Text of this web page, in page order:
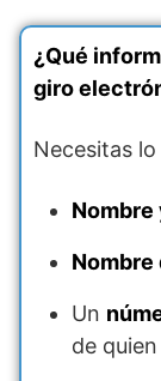
¿Qué
giro
Necesitas
Nombre
Un
de